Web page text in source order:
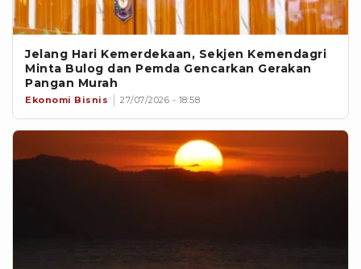
Jelang Hari Kemerdekaan, Sekjen Kemendagri
Minta Bulog dan Pemda Gencarkan Gerakan
Pangan Murah
Ekonomi Bisnis 27/07/2026 - 18:58